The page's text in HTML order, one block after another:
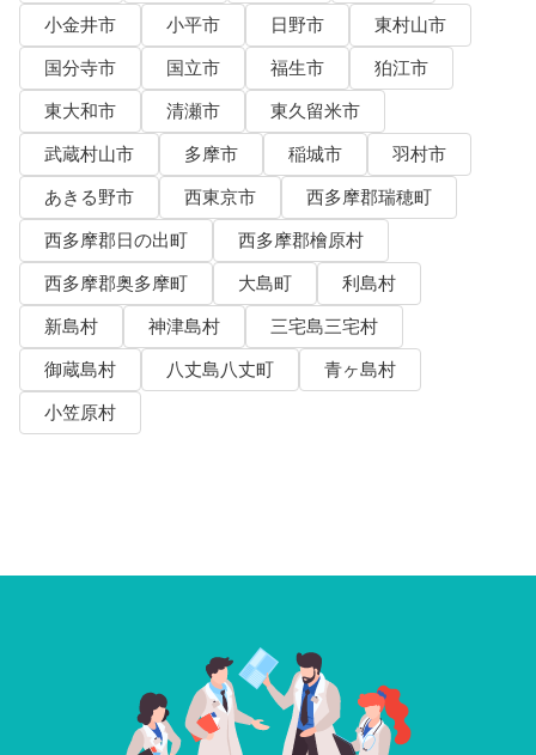
小金井市
小平市 日野市
東村山市
国分寺市
国立市 福生市
狛江市
東大和市
清瀬市
東久留米市
武蔵村山市
多摩市 稲城市
羽村市
あきる野市
西東京市
西多摩郡瑞穂町
西多摩郡日の出町
西多摩郡檜原村
西多摩郡奥多摩町
大島町
利島村
新島村
神津島村
三宅島三宅村
御蔵島村
八丈島八丈町
青ヶ島村
小笠原村